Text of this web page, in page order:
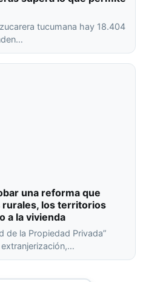
tucumana hay 18.404
una reforma que
rurales, los territorios
a la vivienda
de la Propiedad Privada”